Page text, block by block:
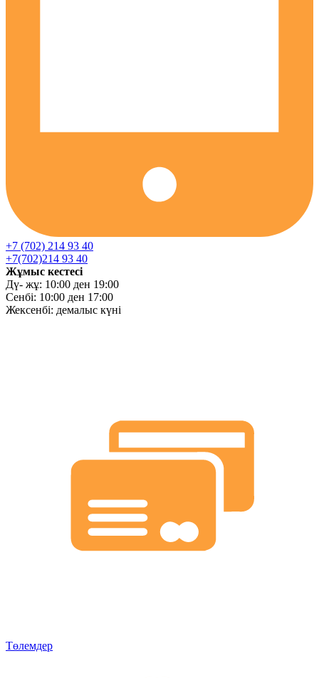
+7 (702) 214 93 40
+7(702)214 93 40
Жұмыс кестесі
Дү- жұ: 10:00 ден 19:00
Сенбі: 10:00 ден 17:00
Жексенбі: демалыс күні
Төлемдер